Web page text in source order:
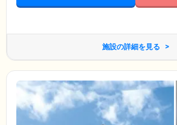
施設の詳細を見る